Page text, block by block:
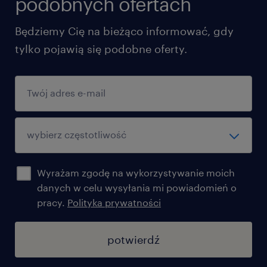
Będziemy Cię na bieżąco informować, gdy
tylko pojawią się podobne oferty.
Wyrażam zgodę na wykorzystywanie moich
danych w celu wysyłania mi powiadomień o
pracy. Polityka prywatności
potwierdź